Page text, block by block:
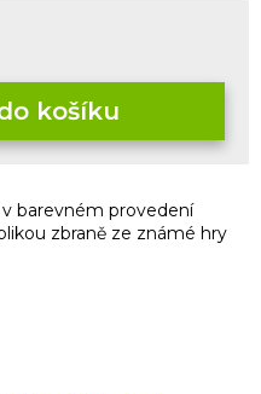
košíku
v barevném provedení
zbraně ze známé hry